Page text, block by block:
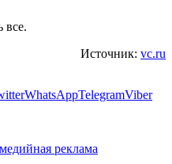
все.
Источник: vc.ru
WhatsAppTelegramViber
реклама